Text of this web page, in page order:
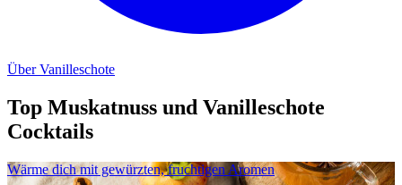
Über Vanilleschote
Top Muskatnuss und Vanilleschote
Cocktails
Wärme dich mit gewürzten, fruchtigen Aromen